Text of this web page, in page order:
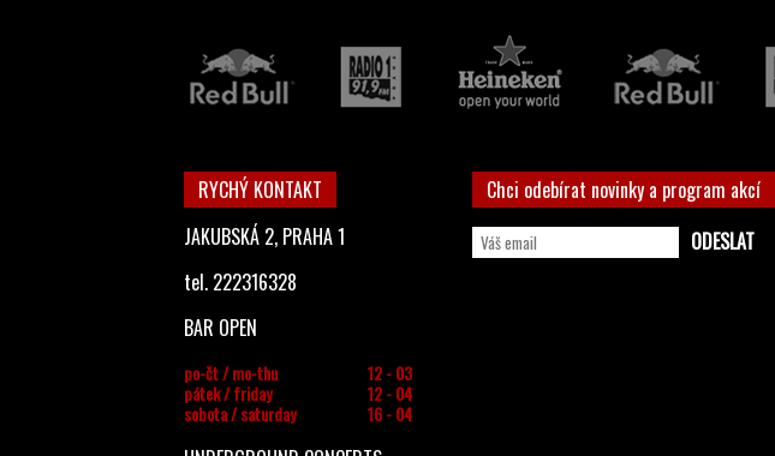
RYCHÝ KONTAKT
JAKUBSKÁ 2, PRAHA 1
tel. 222316328
BAR OPEN
po-čt / mo-thu
12 - 03
pátek / friday
12 - 04
sobota / saturday
16 - 04
Chci odebírat novinky a program akcí